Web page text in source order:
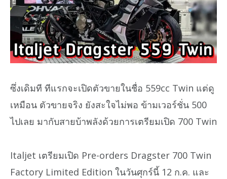
ซึ่งเดิมที ทีแรกจะเปิดตัวขายในชื่อ 559cc Twin แต่ดู
เหมือน ตัวขายจริง ยังสะใจไม่พอ ข้ามเวอร์ชั่น 500
ไปเลย มากับสายบ้าพลังด้วยการเตรียมเปิด 700 Twin
Italjet เตรียมเปิด Pre-orders Dragster 700 Twin
Factory Limited Edition ในวันศุกร์นี้ 12 ก.ค. และ